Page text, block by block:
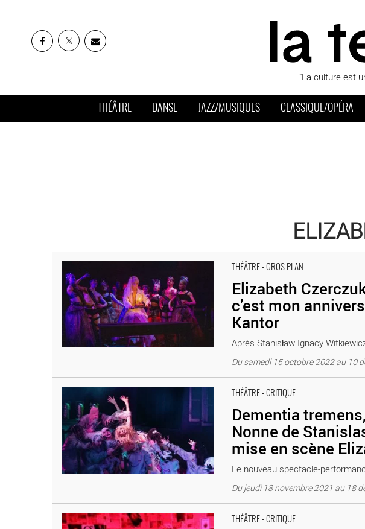
"La culture est
THÉÂTRE DANSE JAZZ/MUSIQUES CLASSIQUE/OPÉRA
THÉÂTRE - GROS PLAN
Elizabeth
c’est mon
Kantor
Après Stanisław Ignacy
Du samedi 15 octobre 2022 au 10
Elizabeth Czerczuk présente « Aujourd’hui, c’est mon anniversaire » d’après
Elizabeth Czerczuk
THÉÂTRE - CRITIQUE
Dementia
Nonne de
mise en scène
Le nouveau spectacle-
Du jeudi 18 novembre 2021 au 18
Dementia tremens, d’après Le Fou et la Nonne de Stanislas Witkiewicz,
sortie Théâtre Paris T.E.C -Théâtre Elizabeth Czerczuk
THÉÂTRE - CRITIQUE
Dementia Tremens d’après Stanislaw Witkiewicz, mise en scène d’Elizabeth
Czerczuk